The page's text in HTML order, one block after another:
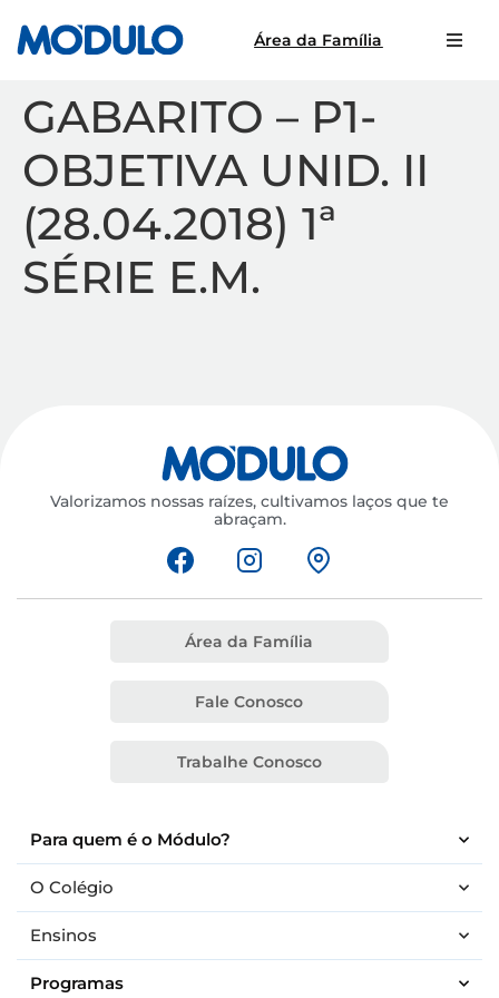
Área da Família
GABARITO – P1-
OBJETIVA UNID. II
(28.04.2018) 1ª
SÉRIE E.M.
Valorizamos nossas raízes, cultivamos laços que te
abraçam.
Para quem é o Módulo?
O Colégio
Ensinos
Programas
Área da Família
Fale Conosco
Trabalhe Conosco